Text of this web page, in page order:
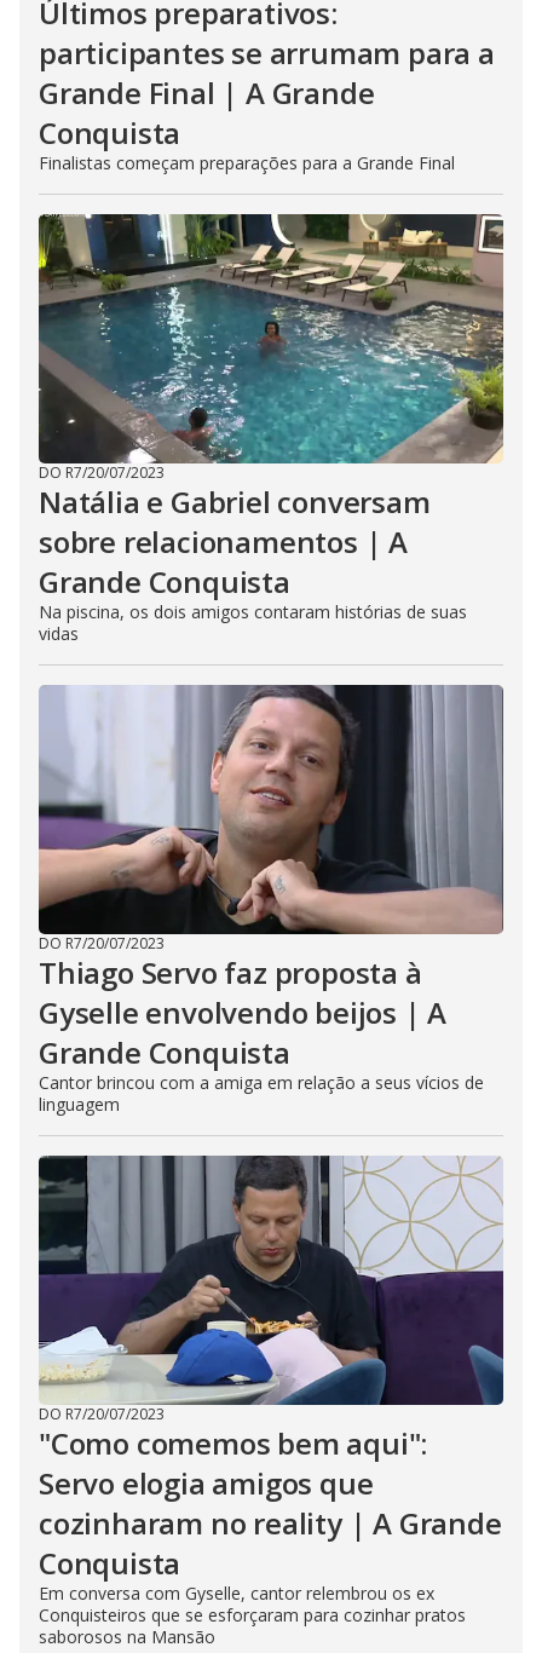
Últimos preparativos:
participantes se arrumam para a
Grande Final | A Grande
Conquista
Finalistas começam preparações para a Grande Final
DO R7/20/07/2023
Natália e Gabriel conversam
sobre relacionamentos | A
Grande Conquista
Na piscina, os dois amigos contaram histórias de suas
vidas
DO R7/20/07/2023
Thiago Servo faz proposta à
Gyselle envolvendo beijos | A
Grande Conquista
Cantor brincou com a amiga em relação a seus vícios de
linguagem
DO R7/20/07/2023
"Como comemos bem aqui":
Servo elogia amigos que
cozinharam no reality | A Grande
Conquista
Em conversa com Gyselle, cantor relembrou os ex
Conquisteiros que se esforçaram para cozinhar pratos
saborosos na Mansão